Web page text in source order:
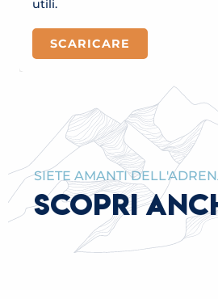
utili.
SCARICARE
SIETE AMANTI
SCOPRI